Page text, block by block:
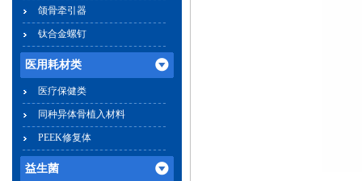
颌骨牵引器
钛合金螺钉
医用耗材类
医疗保健类
同种异体骨植入材料
PEEK修复体
益生菌